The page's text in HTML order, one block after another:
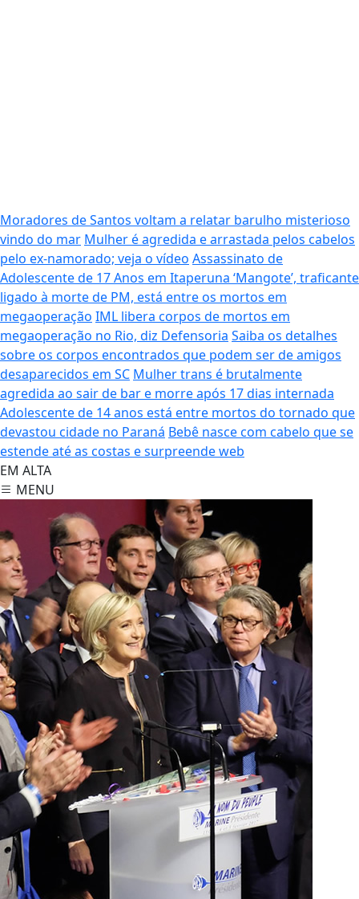
Moradores de Santos voltam a relatar barulho misterioso
vindo do mar Mulher é agredida e arrastada pelos cabelos
pelo ex-namorado; veja o vídeo Assassinato de
Adolescente de 17 Anos em Itaperuna ‘Mangote’, traficante
ligado à morte de PM, está entre os mortos em
megaoperação IML libera corpos de mortos em
megaoperação no Rio, diz Defensoria Saiba os detalhes
sobre os corpos encontrados que podem ser de amigos
desaparecidos em SC Mulher trans é brutalmente
agredida ao sair de bar e morre após 17 dias internada
Adolescente de 14 anos está entre mortos do tornado que
devastou cidade no Paraná Bebê nasce com cabelo que se
estende até as costas e surpreende web
EM ALTA
MENU